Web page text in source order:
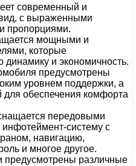
современный и
с выраженными
пропорциями.
мощными и
которые
динамику и экономичность.
предусмотрены
уровнем поддержки, а
обеспечения комфорта
передовыми
систему с
навигацию,
и многое другое.
предусмотрены различные